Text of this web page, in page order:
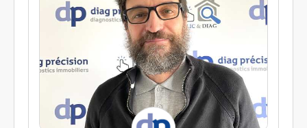
professionnels et industriels